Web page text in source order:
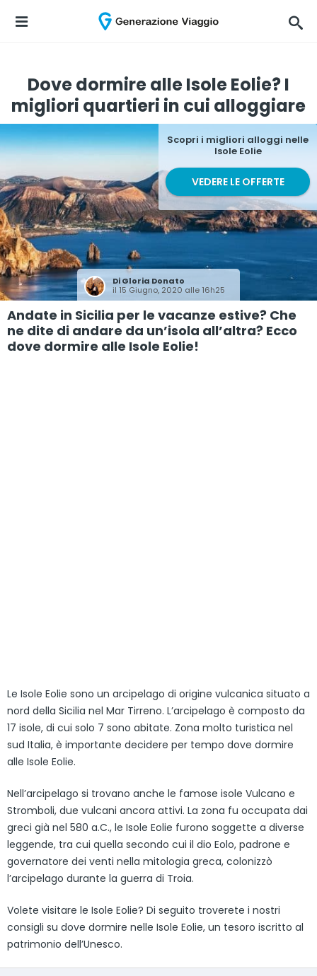
Dove dormire alle Isole Eolie? I
migliori quartieri in cui alloggiare
DiGloria Donato
il 15 Giugno, 2020 alle 16h25
Scopri i migliori alloggi nelle
Isole Eolie
VEDERE LE OFFERTE
Andate in Sicilia per le vacanze estive? Che
ne dite di andare da un’isola all’altra? Ecco
dove dormire alle Isole Eolie!
Le Isole Eolie sono un arcipelago di origine vulcanica situato a
nord della Sicilia nel Mar Tirreno. L’arcipelago è composto da
17 isole, di cui solo 7 sono abitate. Zona molto turistica nel
sud Italia, è importante decidere per tempo dove dormire
alle Isole Eolie.
Nell’arcipelago si trovano anche le famose isole Vulcano e
Stromboli, due vulcani ancora attivi. La zona fu occupata dai
greci già nel 580 a.C., le Isole Eolie furono soggette a diverse
leggende, tra cui quella secondo cui il dio Eolo, padrone e
governatore dei venti nella mitologia greca, colonizzò
l’arcipelago durante la guerra di Troia.
Volete visitare le Isole Eolie? Di seguito troverete i nostri
consigli su dove dormire nelle Isole Eolie, un tesoro iscritto al
patrimonio dell’Unesco.